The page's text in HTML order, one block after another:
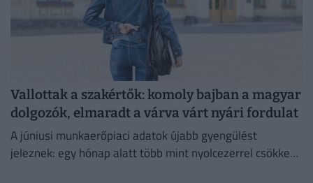
Vallottak a szakértők: komoly bajban a magyar
dolgozók, elmaradt a várva várt nyári fordulat
A júniusi munkaerőpiaci adatok újabb gyengülést
jeleznek: egy hónap alatt több mint nyolcezerrel csökkent